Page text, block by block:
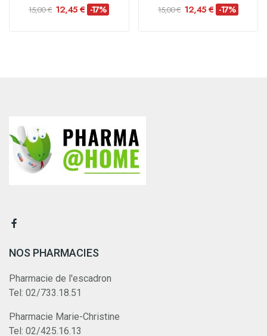
15,00 € 12,45 € -17% 15,00 € 12,45 € -17%
NOS PHARMACIES
Pharmacie de l'escadron
Tel: 02/733.18.51
Pharmacie Marie-Christine
Tel: 02/425.16.13